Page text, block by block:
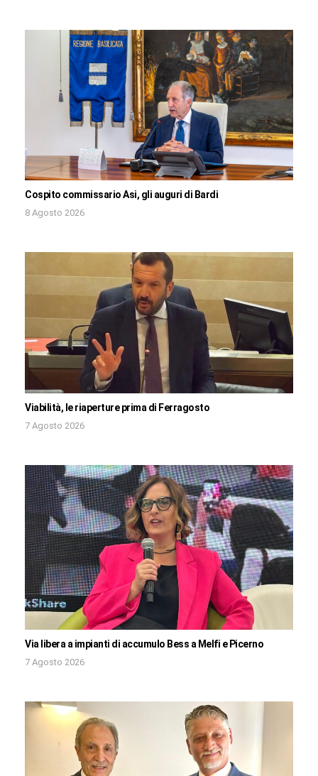
Cospito commissario Asi, gli auguri di Bardi
8 Agosto 2026
Viabilità, le riaperture prima di Ferragosto
7 Agosto 2026
Via libera a impianti di accumulo Bess a Melfi e Picerno
7 Agosto 2026